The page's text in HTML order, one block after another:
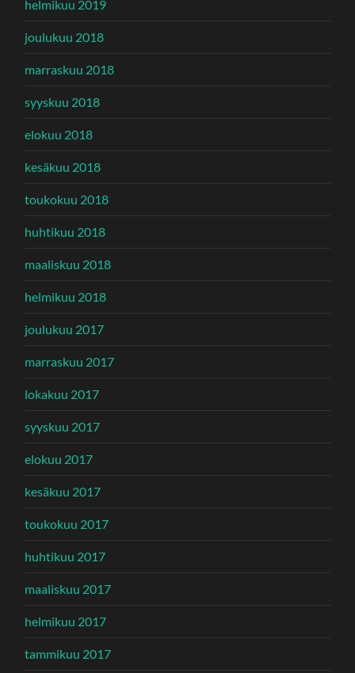
helmikuu 2019
joulukuu 2018
marraskuu 2018
syyskuu 2018
elokuu 2018
kesäkuu 2018
toukokuu 2018
huhtikuu 2018
maaliskuu 2018
helmikuu 2018
joulukuu 2017
marraskuu 2017
lokakuu 2017
syyskuu 2017
elokuu 2017
kesäkuu 2017
toukokuu 2017
huhtikuu 2017
maaliskuu 2017
helmikuu 2017
tammikuu 2017